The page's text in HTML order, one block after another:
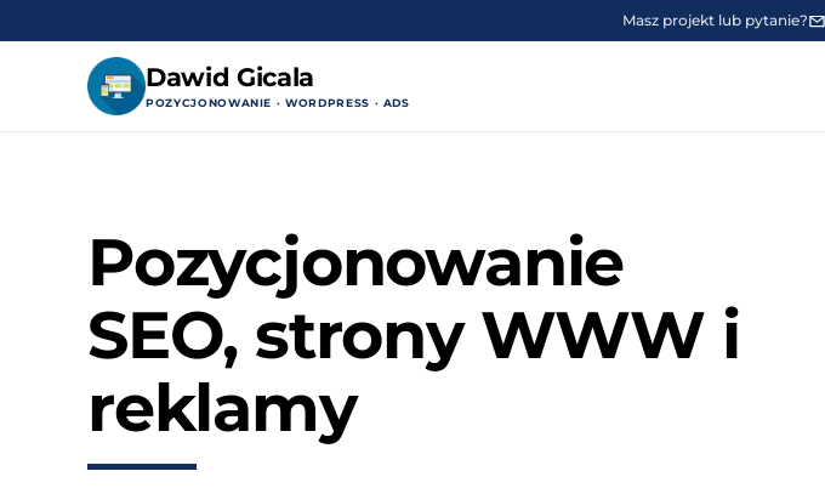
Masz projekt lub pytanie?
Dawid Gicala
POZYCJONOWANIE · WORDPRESS · ADS
Pozycjonowanie
SEO, strony WWW i
reklamy